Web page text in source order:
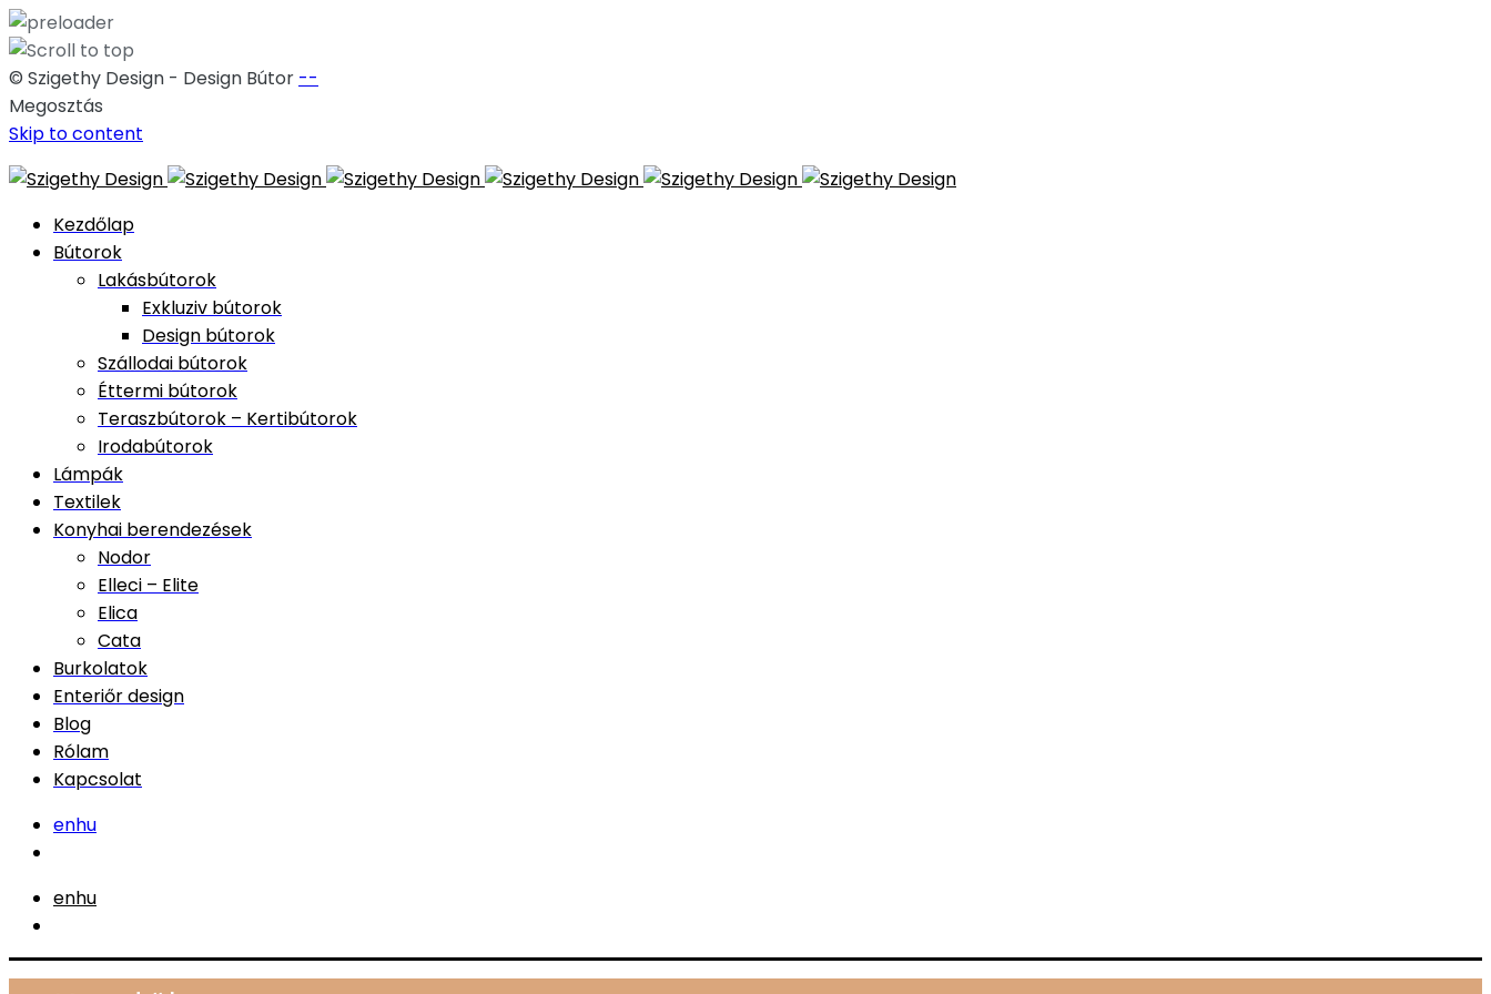
© Szigethy Design - Design Bútor --
Megosztás
Skip to content
Kezdőlap
Bútorok
Lakásbútorok
Exkluziv bútorok
Design bútorok
Szállodai bútorok
Éttermi bútorok
Teraszbútorok – Kertibútorok
Irodabútorok
Lámpák
Textilek
Konyhai berendezések
Nodor
Elleci – Elite
Elica
Cata
Burkolatok
Enteriőr design
Blog
Rólam
Kapcsolat
enhu
enhu